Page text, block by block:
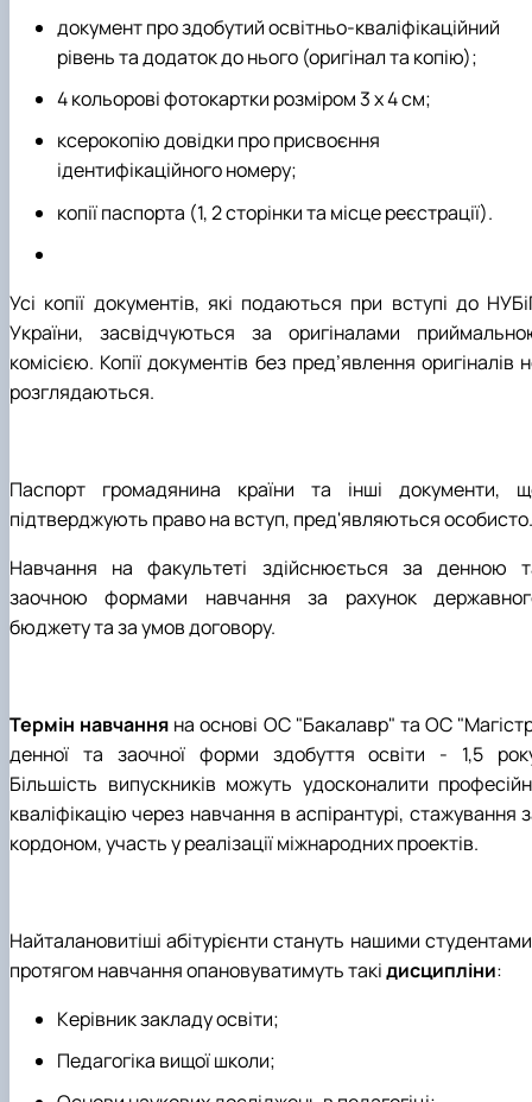
документ про здобутий освітньо-кваліфікаційний
рівень та додаток до нього (оригінал та копію);
4 кольорові фотокартки розміром 3 х 4 см;
ксерокопію довідки про присвоєння
ідентифікаційного номеру;
копії паспорта (1, 2 сторінки та місце реєстрації).
Усі копії документів, які подаються при вступі до
України, засвідчуються за оригіналами
комісією. Копії документів без пред’явлення оригіналів
розглядаються.
Паспорт громадянина країни та інші документи,
підтверджують право на вступ, пред'являються особисто.
Навчання на факультеті здійснюється за денною
заочною формами навчання за рахунок
бюджету та за умов договору.
Термін навчання на основі ОС "Бакалавр" та ОС
денної та заочної форми здобуття освіти - 1,5
Більшість випускників можуть удосконалити
кваліфікацію через навчання в аспірантурі, стажування
кордоном, участь у реалізації міжнародних проектів.
Найталановитіші абітурієнти стануть нашими студентами
протягом навчання опановуватимуть такідисципліни:
Керівник закладу освіти;
Педагогіка вищої школи;